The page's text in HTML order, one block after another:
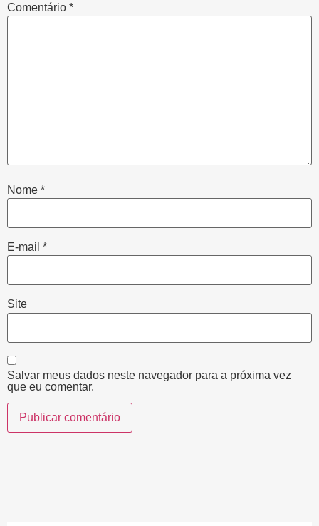
Comentário *
Nome *
E-mail *
Site
Salvar meus dados neste navegador para a próxima vez
que eu comentar.